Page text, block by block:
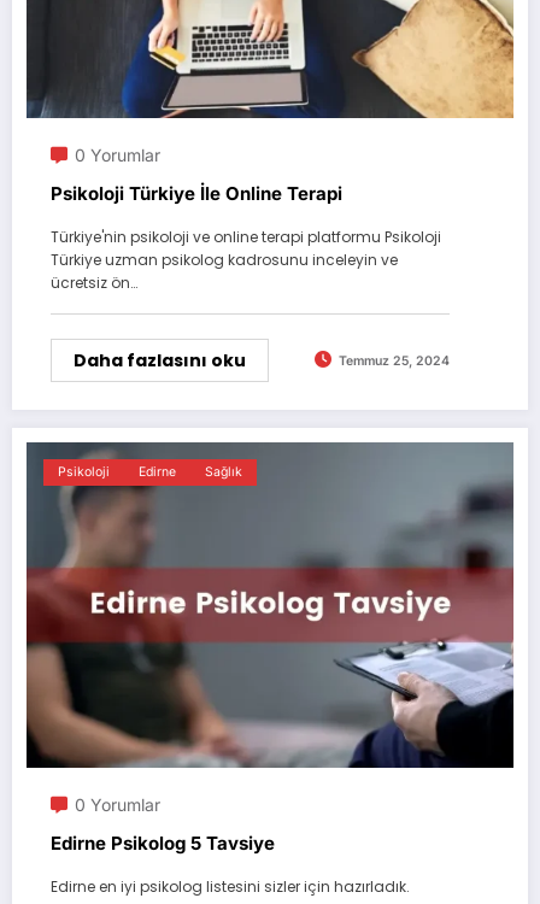
0 Yorumlar
Psikoloji Türkiye İle Online Terapi
Türkiye'nin psikoloji ve online terapi platformu Psikoloji
Türkiye uzman psikolog kadrosunu inceleyin ve
ücretsiz ön…
Daha fazlasını oku Temmuz 25, 2024
Psikoloji Edirne Sağlık
0 Yorumlar
Edirne Psikolog 5 Tavsiye
Edirne en iyi psikolog listesini sizler için hazırladık.